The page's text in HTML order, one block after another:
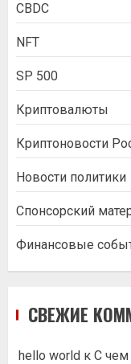
CBDC
NFT
SP 500
Криптовалюты
Криптоновости
Новости политики
Спонсорский
Финансовые
СВЕЖИЕ
hello world к С чем